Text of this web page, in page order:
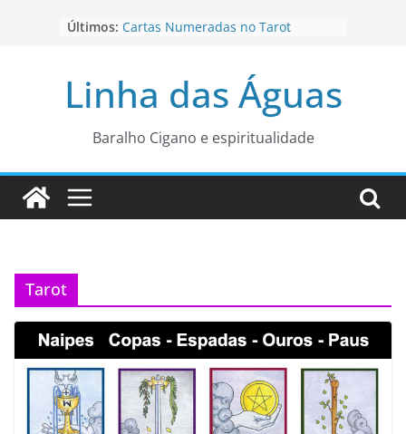
Últimos: Cartas Numeradas no Tarot
para está fase
Os Naipes no Tarot
Cartas da Corte no Tarot
Linha das Águas
Baralho Cigano e espiritualidade
Tarot